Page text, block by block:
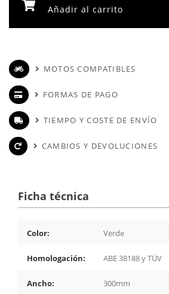
Añadir al carrito
MOTOS COMPATIBLES
FORMAS DE PAGO
TIEMPO Y COSTE DE ENVÍO
CAMBIOS Y DEVOLUCIONES
Ficha técnica
Color: Verde
Homologación: ABE 38188 y TÜV
Ancho: 300mm